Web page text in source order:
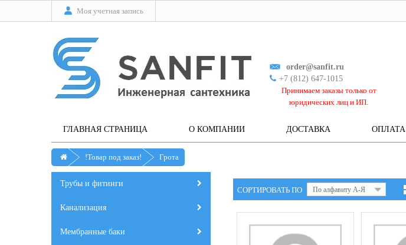
Моя учетная запись
order@sanfit.ru
+7 (812) 647-1015
Принимаем заказы только от
юридических лиц и ИП.
ГЛАВНАЯ СТРАНИЦА О КОМПАНИИ ДОСТАВКА ОПЛАТА
!Товар под заказ! Грота
СОРТИРОВАТЬ ПО По алфавиту А-Я
Трубы и фитинги
Канализация
Мембранные баки